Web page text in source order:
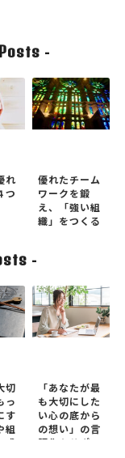
-
れ
つ
優れたチーム
ワークを鍛
え、「強い組
織」をつくる
-
切
っ
す
組
成
「あなたが最
も大切にした
い心の底から
の想い」の言
語化をサポー